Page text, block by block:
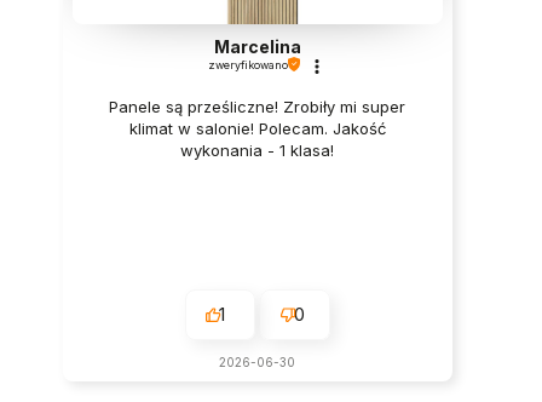
Marcelina
zweryfikowano
Panele są prześliczne! Zrobiły mi super
klimat w salonie! Polecam. Jakość
wykonania - 1 klasa!
1 0
2026-06-30